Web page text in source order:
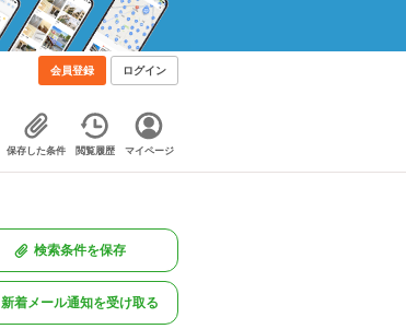
会員登録 ログイン
保存した条件 閲覧履歴 マイページ
検索条件を保存
新着メール通知を受け取る